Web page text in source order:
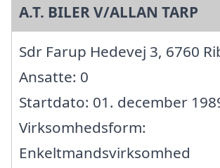
A.T. BILER V/ALLAN TARP
Sdr Farup Hedevej 3, 6760
Ansatte: 0
Startdato: 01. december
Virksomhedsform:
Enkeltmandsvirksomhed